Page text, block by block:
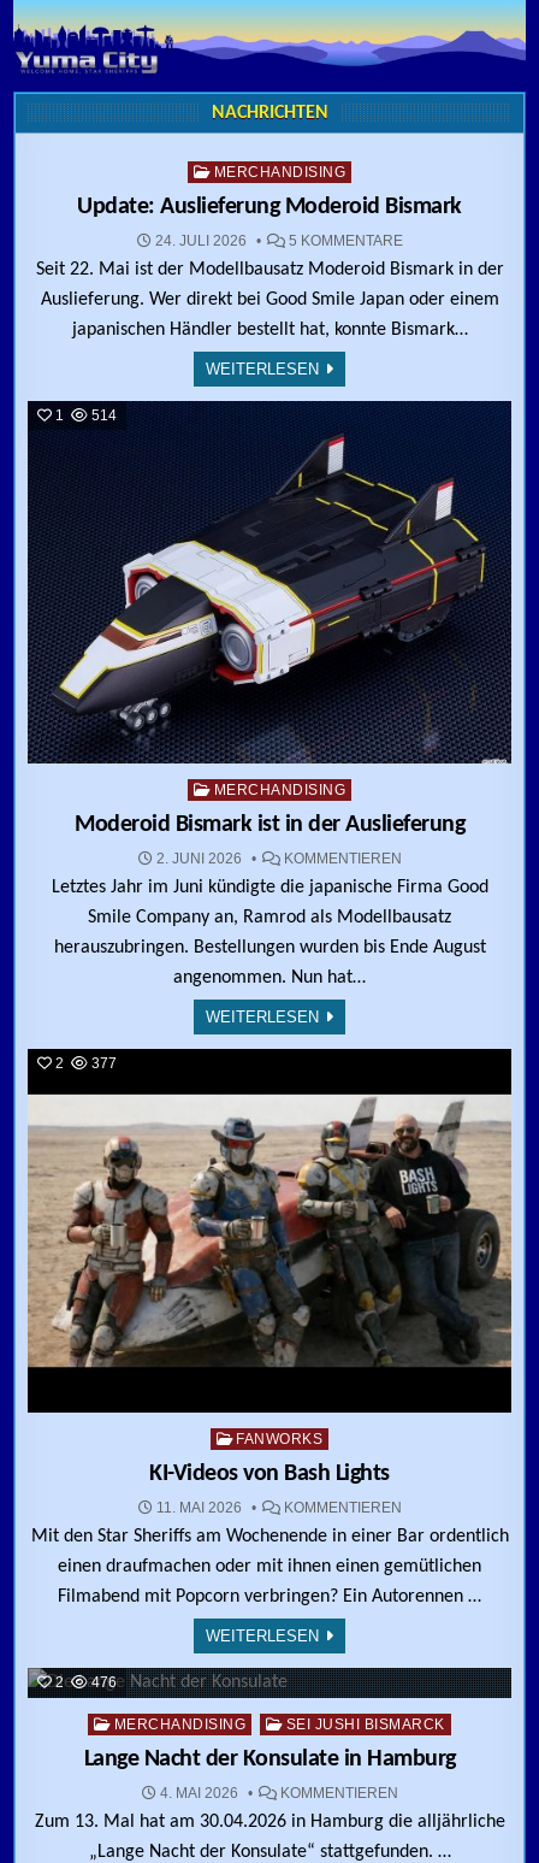
Skip to content
NACHRICHTEN
Posted in
MERCHANDISING
Update: Auslieferung Moderoid Bismark
24. JULI 2026 5 KOMMENTAREZU UPDATE:
Seit 22. Mai ist der Modellbausatz Moderoid Bismark in der
Auslieferung. Wer direkt bei Good Smile Japan oder einem
japanischen Händler bestellt hat, konnte Bismark…
WEITERLESEN
1 514
Posted in
MERCHANDISING
Moderoid Bismark ist in der Auslieferung
2. JUNI 2026 KOMMENTIERENZU MODEROID
Letztes Jahr im Juni kündigte die japanische Firma Good
Smile Company an, Ramrod als Modellbausatz
herauszubringen. Bestellungen wurden bis Ende August
angenommen. Nun hat…
WEITERLESEN
2 377
Posted in
FANWORKS
KI-Videos von Bash Lights
11. MAI 2026 KOMMENTIERENZU KI-VIDEOS VON
Mit den Star Sheriffs am Wochenende in einer Bar ordentlich
einen draufmachen oder mit ihnen einen gemütlichen
Filmabend mit Popcorn verbringen? Ein Autorennen …
WEITERLESEN
2 476
Posted in
MERCHANDISING SEI JUSHI BISMARCK
Lange Nacht der Konsulate in Hamburg
4. MAI 2026 KOMMENTIERENZU LANGE NACHT
Zum 13. Mal hat am 30.04.2026 in Hamburg die alljährliche
„Lange Nacht der Konsulate“ stattgefunden. …